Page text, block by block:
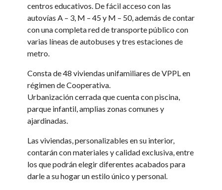
centros educativos. De fácil acceso con las
autovías A – 3, M – 45 y M – 50, además de contar
con una completa red de transporte público con
varias líneas de autobuses y tres estaciones de
metro.
Consta de 48 viviendas unifamiliares de VPPL en
régimen de Cooperativa.
Urbanización cerrada que cuenta con piscina,
parque infantil, amplias zonas comunes y
ajardinadas.
Las viviendas, personalizables en su interior,
contarán con materiales y calidad exclusiva, entre
los que podrán elegir diferentes acabados para
darle a su hogar un estilo único y personal.